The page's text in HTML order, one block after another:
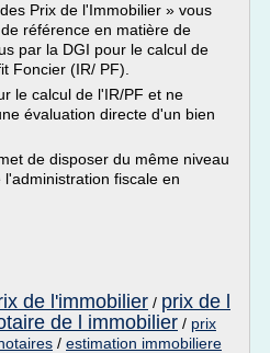
Prix de l'Immobilier » vous
référence en matière de
par la DGI pour le calcul de
Foncier (IR/ PF).
le calcul de l'IR/PF et ne
évaluation directe d'un bien
de disposer du même niveau
fiscale en
de l'immobilier / prix de l
de l immobilier / prix
/ estimation immobiliere